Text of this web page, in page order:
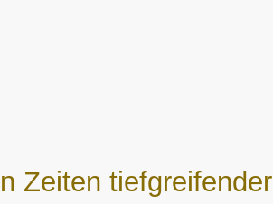
Zeiten tiefgreifender